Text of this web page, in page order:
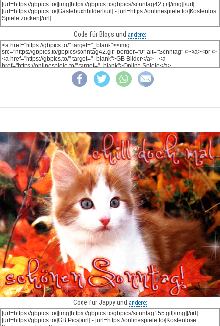
Code für Blogs und andere:
Code für Jappy und andere: